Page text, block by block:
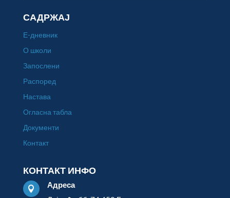
САДРЖАЈ
Е-дневник
О школи
Запослени
Распоред
Настава
Огласна табла
Документи
Контакт
КОНТАКТ ИНФО

Адреса